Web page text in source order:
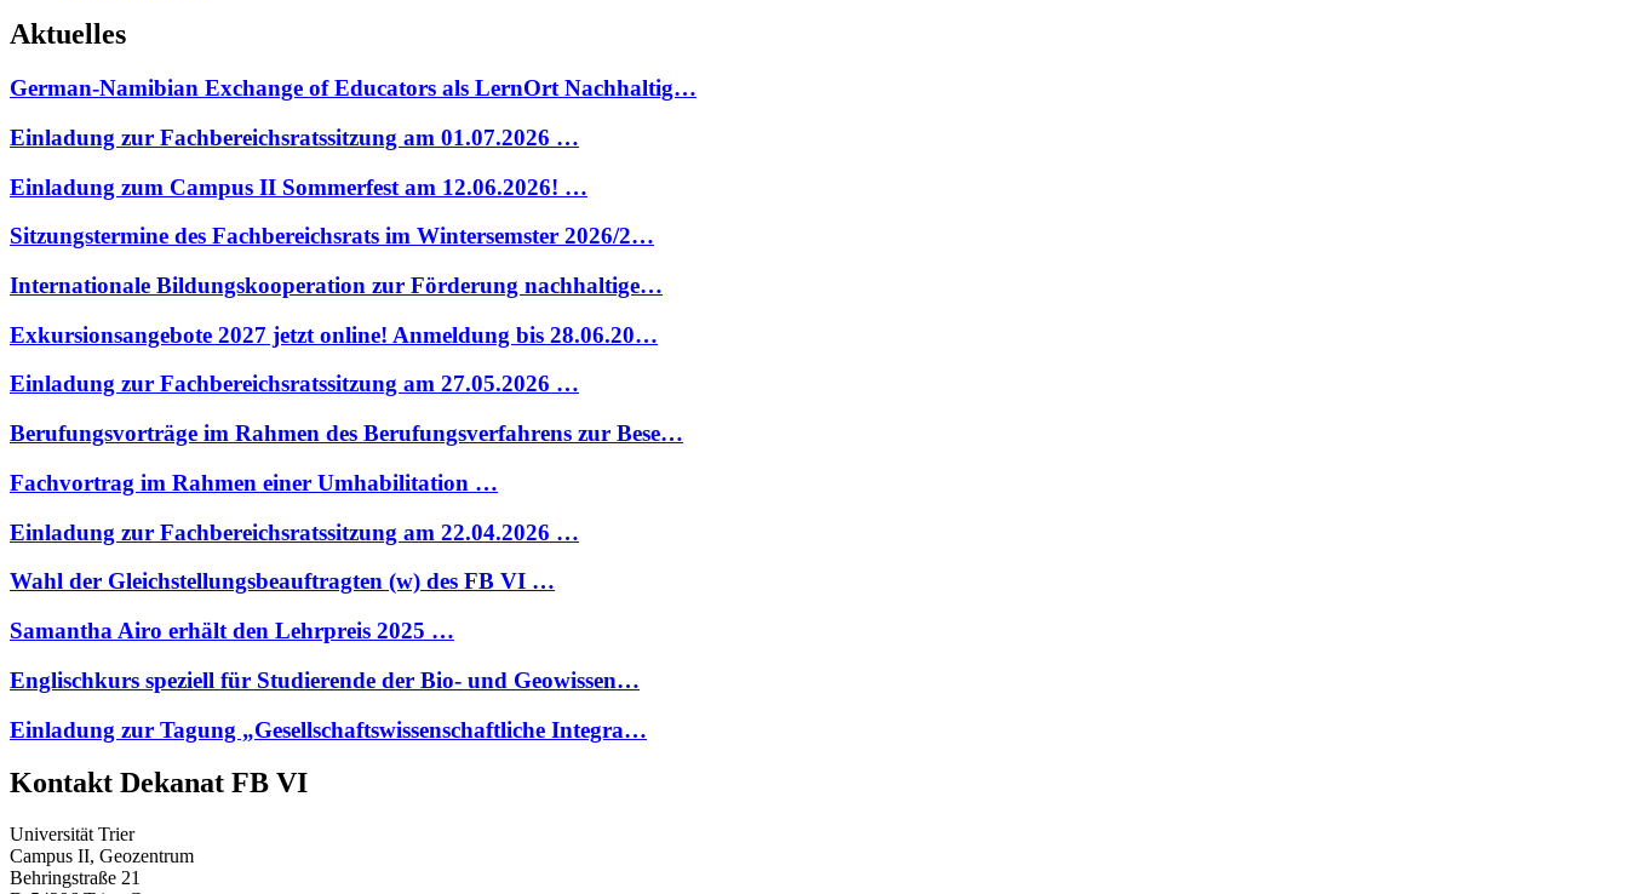
Aktuelles
German-Namibian Exchange of Educators als LernOrt Nachhaltig…
Einladung zur Fachbereichsratssitzung am 01.07.2026 …
Einladung zum Campus II Sommerfest am 12.06.2026! …
Sitzungstermine des Fachbereichsrats im Wintersemster 2026/2…
Internationale Bildungskooperation zur Förderung nachhaltige…
Exkursionsangebote 2027 jetzt online! Anmeldung bis 28.06.20…
Einladung zur Fachbereichsratssitzung am 27.05.2026 …
Berufungsvorträge im Rahmen des Berufungsverfahrens zur Bese…
Fachvortrag im Rahmen einer Umhabilitation …
Einladung zur Fachbereichsratssitzung am 22.04.2026 …
Wahl der Gleichstellungsbeauftragten (w) des FB VI …
Samantha Airo erhält den Lehrpreis 2025 …
Englischkurs speziell für Studierende der Bio- und Geowissen…
Einladung zur Tagung „Gesellschaftswissenschaftliche Integra…
Kontakt Dekanat FB VI
Universität Trier
Campus II, Geozentrum
Behringstraße 21